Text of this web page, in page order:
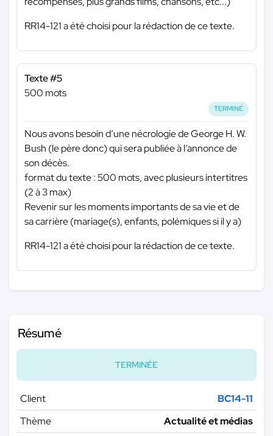
RR14-121 a été choisi pour la rédaction de ce texte.
Texte #5
500 mots
TERMINÉ
Nous avons besoin d’une nécrologie de George H. W.
Bush (le père donc) qui sera publiée à l’annonce de
son décès.
format du texte : 500 mots, avec plusieurs intertitres
(2 à 3 max)
Revenir sur les moments importants de sa vie et de
sa carrière (mariage(s), enfants, polémiques si il y a)
RR14-121 a été choisi pour la rédaction de ce texte.
Résumé
TERMINÉE
Client
BC14-11
Thème
Actualité et médias